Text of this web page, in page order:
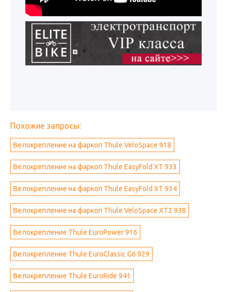
Похожие запросы:
Велокрепление на фаркоп Thule VeloSpace 918
Велокрепление на фаркоп Thule EasyFold XT 933
Велокрепление на фаркоп Thule EasyFold XT 934
Велокрепление на фаркоп Thule VeloSpace XT2 938
Велокрепление Thule EuroPower 916
Велокрепление Thule EuroClassic G6 929
Велокрепление Thule EuroRide 941